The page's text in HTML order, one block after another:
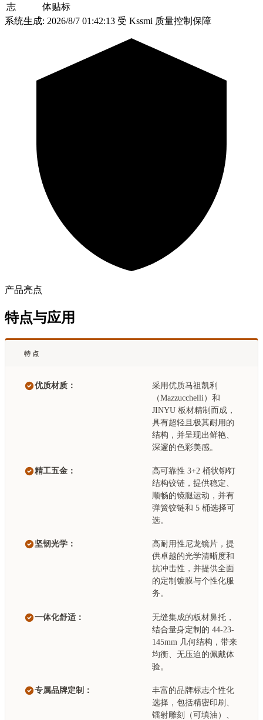
志
体贴标
系统生成: 2026/8/7 01:42:13 受 Kssmi 质量控制保障
产品亮点
特点与应用
特点
优质材质：
采用优质马祖凯利
（Mazzucchelli）和
JINYU 板材精制而成，
具有超轻且极其耐用的
结构，并呈现出鲜艳、
深邃的色彩美感。
精工五金：
高可靠性 3+2 桶状铆钉
结构铰链，提供稳定、
顺畅的镜腿运动，并有
弹簧铰链和 5 桶选择可
选。
坚韧光学：
高耐用性尼龙镜片，提
供卓越的光学清晰度和
抗冲击性，并提供全面
的定制镀膜与个性化服
务。
一体化舒适：
无缝集成的板材鼻托，
结合量身定制的 44-23-
145mm 几何结构，带来
均衡、无压迫的佩戴体
验。
专属品牌定制：
丰富的品牌标志个性化
选择，包括精密印刷、
镭射雕刻（可填油）、